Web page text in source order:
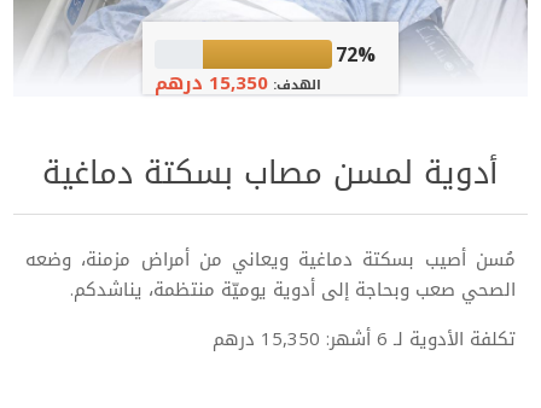
72%
الهدف:15,350 درهم
أدوية لمسن مصاب بسكتة دماغية
مُسن أصيب بسكتة دماغية ويعاني من أمراض مزمنة، وضعه
الصحي صعب وبحاجة إلى أدوية يوميّة منتظمة، يناشدكم.
تكلفة الأدوية لـ 6 أشهر: 15,350 درهم